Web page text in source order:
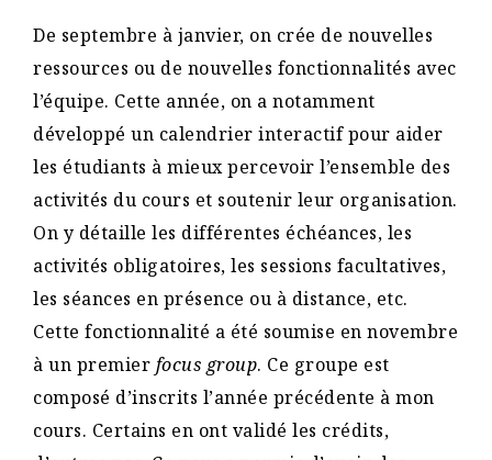
De septembre à janvier, on crée de nouvelles
ressources ou de nouvelles fonctionnalités avec
l’équipe. Cette année, on a notamment
développé un calendrier interactif pour aider
les étudiants à mieux percevoir l’ensemble des
activités du cours et soutenir leur organisation.
On y détaille les différentes échéances, les
activités obligatoires, les sessions facultatives,
les séances en présence ou à distance, etc.
Cette fonctionnalité a été soumise en novembre
à un premier focus group. Ce groupe est
composé d’inscrits l’année précédente à mon
cours. Certains en ont validé les crédits,